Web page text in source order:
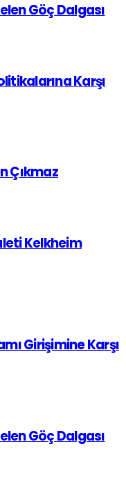
Göç Dalgası
Karşı
Çıkmaz
Kelkheim
Girişimine Karşı
Göç Dalgası